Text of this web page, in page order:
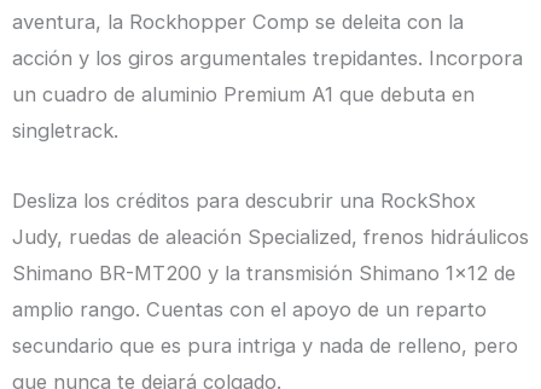
aventura, la Rockhopper Comp se deleita con la
acción y los giros argumentales trepidantes. Incorpora
un cuadro de aluminio Premium A1 que debuta en
singletrack.
Desliza los créditos para descubrir una RockShox
Judy, ruedas de aleación Specialized, frenos hidráulicos
Shimano BR-MT200 y la transmisión Shimano 1×12 de
amplio rango. Cuentas con el apoyo de un reparto
secundario que es pura intriga y nada de relleno, pero
que nunca te dejará colgado.